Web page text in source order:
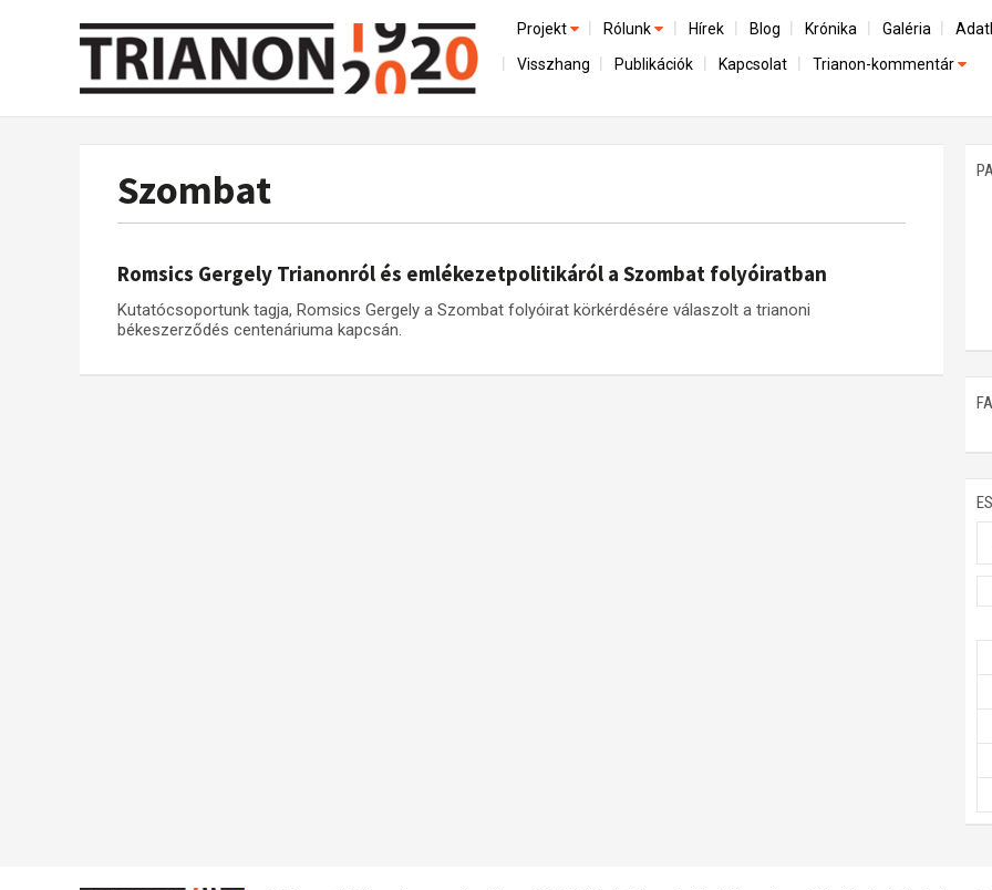
Projekt
Előzmények
Az összeomlás és a magyar társadalom
Utókor és emlékezet
Rólunk
A kutatócsoport működéséről
Hírek Blog Krónika Galéria
Visszhang Publikációk Kapcsolat Trianon-kommentár
Szombat
Romsics Gergely Trianonról és emlékezetpolitikáról a Szombat folyóiratban
Kutatócsoportunk tagja, Romsics Gergely a Szombat folyóirat körkérdésére válaszolt a trianoni
békeszerződés centenáriuma kapcsán.